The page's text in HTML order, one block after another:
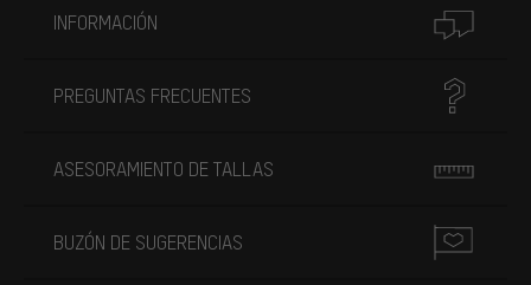
INFORMACIÓN
PREGUNTAS FRECUENTES
ASESORAMIENTO DE TALLAS
BUZÓN DE SUGERENCIAS